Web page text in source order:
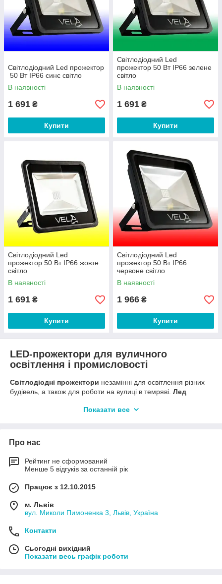
Світлодіодний Led прожектор
50 Вт IP66 синє світло
В наявності
1 691 ₴
Купити
Світлодіодний Led
прожектор 50 Вт IP66 зелене
світло
В наявності
1 691 ₴
Купити
Світлодіодний Led
прожектор 50 Вт IP66 жовте
світло
В наявності
1 691 ₴
Купити
Світлодіодний Led
прожектор 50 Вт IP66
червоне світло
В наявності
1 966 ₴
Купити
LED-прожектори для вуличного
освітлення і промисловості
Світлодіодні прожектори незамінні для освітлення різних
будівель, а також для роботи на вулиці в темряві. Лед
Прожектори світлодіодні
В нашому каталозі світлодіодних прожекторів ви зможете
світлом Червоний, Синій, Зелений, Жовтий. Для декоративної
акцентної підсвітки фасаду кольором.
Світлодіодні прожектори
застосування, яскравістю та кольором світіння.
Рекомендуємо звернути увагу ще на їх експлуатаційні
характеристики. Лед прожектораекономічні і відрізняються
годин. Прожектори здатні працювати в екстремальних умовах
прожекторам не потрібно регулярне сервісне
обслуговування та вони не чутливі до перепадів в
Показати все
Про нас
Рейтинг не сформований
Менше 5 відгуків за останній рік
Працює з 12.10.2015
м. Львів
вул. Миколи Пимоненка 3, Львів, Україна
Контакти
Сьогодні вихідний
Показати весь графік роботи